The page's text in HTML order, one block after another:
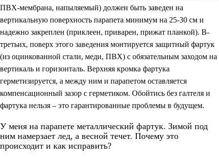
ПВХ-мембрана, напыляемый) должен быть заведен на
вертикальную поверхность парапета минимум на 25-30 см и
надежно закреплен (приклеен, приварен, прижат планкой). В-
третьих, поверх этого заведения монтируется защитный фартук
(из оцинкованной стали, меди, ПВХ) с обязательным заходом на
вертикаль и горизонталь. Верхняя кромка фартука
герметизируется, а между ним и парапетом оставляется
компенсационный зазор с герметиком. Обойтись без галтеля и
фартука нельзя – это гарантированные проблемы в будущем.
У меня на парапете металлический фартук. Зимой под
ним намерзает лед, а весной течет. Почему это
происходит и как исправить?